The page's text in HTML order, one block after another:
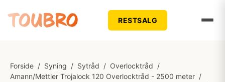
RESTSALG
Forside / Syning / Sytråd / Overlocktråd /
Amann/Mettler Trojalock 120 Overlocktråd - 2500 meter /